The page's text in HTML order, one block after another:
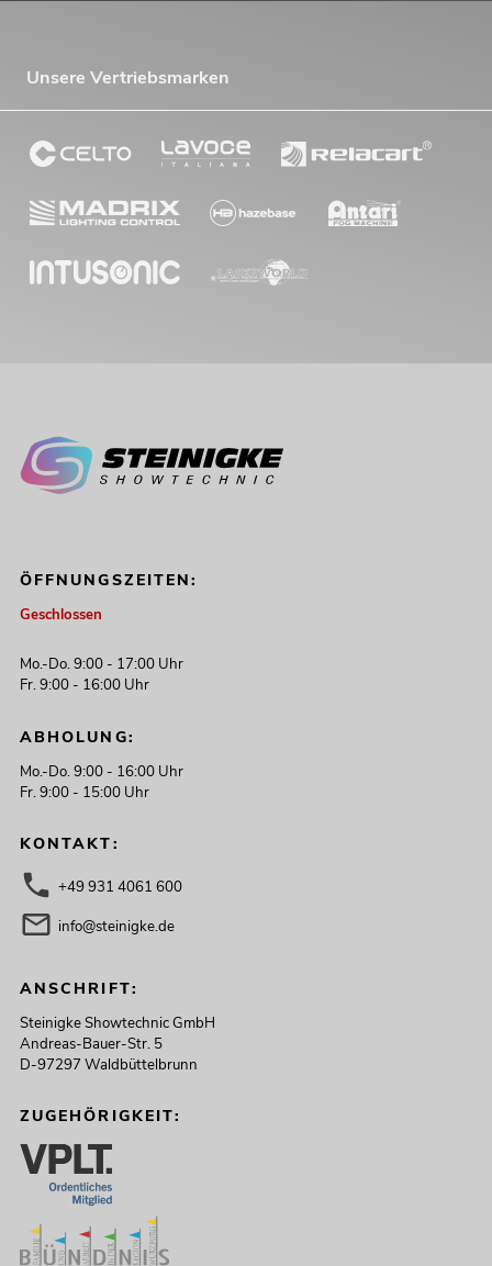
Unsere Vertriebsmarken
ÖFFNUNGSZEITEN:
Geschlossen
Mo.-Do. 9:00 - 17:00 Uhr
Fr. 9:00 - 16:00 Uhr
ABHOLUNG:
Mo.-Do. 9:00 - 16:00 Uhr
Fr. 9:00 - 15:00 Uhr
KONTAKT:
+49 931 4061 600
info@steinigke.de
ANSCHRIFT:
Steinigke Showtechnic GmbH
Andreas-Bauer-Str. 5
D-97297 Waldbüttelbrunn
ZUGEHÖRIGKEIT: